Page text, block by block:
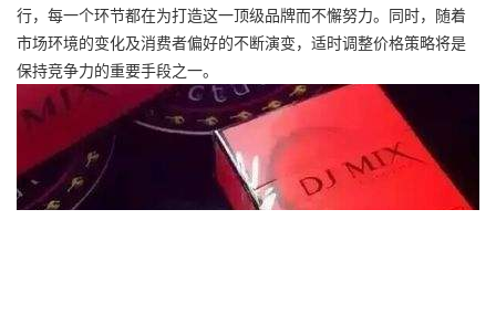
行，每一个环节都在为打造这一顶级品牌而不懈努力。同时，随着
市场环境的变化及消费者偏好的不断演变，适时调整价格策略将是
保持竞争力的重要手段之一。